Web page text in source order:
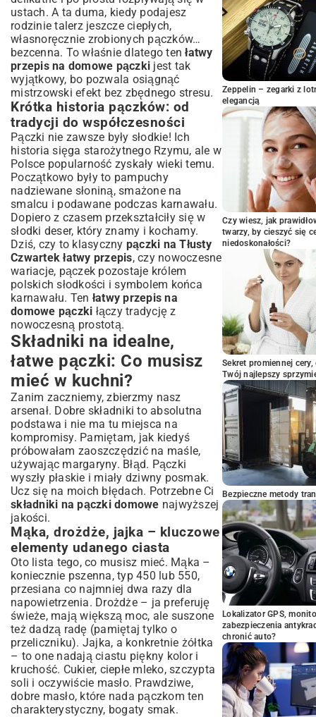
najlepsze?
Temperatura tłuszczu: Uniknij pączków
nasiąkniętych olejem
Jak smażyć, by pączki były złociste i
równomierne?
Nadzienie i dekoracja: Słodkie
wykończenie domowych pączków
Klasyczne nadzienia: Konfitura różana,
powidła, budyń
Pomysły na nowoczesne i niestandardowe
farsze
Lukier, polewa, posypki – jak udekorować
pączki?
Częste pytania i rozwiązania problemów
z pączkami
Dlaczego pączki są twarde lub gliniaste?
Co zrobić, gdy pączki chłoną za dużo
tłuszczu?
Jak przechowywać domowe pączki, by
długo były świeże?
Wariacje na temat pączków: Pieczone,
wegańskie i inne
Zdrowe pączki z piekarnika: alternatywa
dla smażonych
Przepis na pączki wegańskie: Smak bez
kompromisów
Mini pączki i inne kreatywne formy
Podsumowanie: Ciesz się smakiem
domowych pączków bez wysiłku!
ustach. A ta duma, kiedy podajesz
rodzinie talerz jeszcze ciepłych,
własnoręcznie zrobionych pączków…
bezcenna. To właśnie dlatego tenłatwy
przepis na domowe pączki jest tak
wyjątkowy, bo pozwala osiągnąć
mistrzowski efekt bez zbędnego stresu.
Krótka historia pączków: od
tradycji do współczesności
Pączki nie zawsze były słodkie! Ich
historia sięga starożytnego Rzymu, ale w
Polsce popularność zyskały wieki temu.
Początkowo były to pampuchy
nadziewane słoniną, smażone na
smalcu i podawane podczas karnawału.
Dopiero z czasem przekształciły się w
słodki deser, który znamy i kochamy.
Dziś, czy to klasyczny pączki na Tłusty
Czwartek łatwy przepis, czy nowoczesne
wariacje, pączek pozostaje królem
polskich słodkości i symbolem końca
karnawału. Ten łatwy przepis na
domowe pączki łączy tradycję z
nowoczesną prostotą.
Składniki na idealne,
łatwe pączki: Co musisz
mieć w kuchni?
Zanim zaczniemy, zbierzmy nasz
arsenał. Dobre składniki to absolutna
podstawa i nie ma tu miejsca na
kompromisy. Pamiętam, jak kiedyś
próbowałam zaoszczędzić na maśle,
używając margaryny. Błąd. Pączki
wyszły płaskie i miały dziwny posmak.
Ucz się na moich błędach. Potrzebne Ci
składniki na pączki domowe najwyższej
jakości.
Mąka, drożdże, jajka – kluczowe
elementy udanego ciasta
Oto lista tego, co musisz mieć. Mąka –
koniecznie pszenna, typ 450 lub 550,
przesiana co najmniej dwa razy dla
napowietrzenia. Drożdże – ja preferuję
świeże, mają większą moc, ale suszone
też dadzą radę (pamiętaj tylko o
przeliczniku). Jajka, a konkretnie żółtka
– to one nadają ciastu piękny kolor i
kruchość. Cukier, ciepłe mleko, szczypta
soli i oczywiście masło. Prawdziwe,
dobre masło, które nada pączkom ten
charakterystyczny, bogaty smak.
Zeppelin – zegarki z
elegancją
Czy wiesz, jak
twarzy, by cieszyć się
niedoskonałości?
Sekret promiennej
Twój najlepszy
Bezpieczne metody
Lokalizator GPS,
zabezpieczenia
chronić auto?